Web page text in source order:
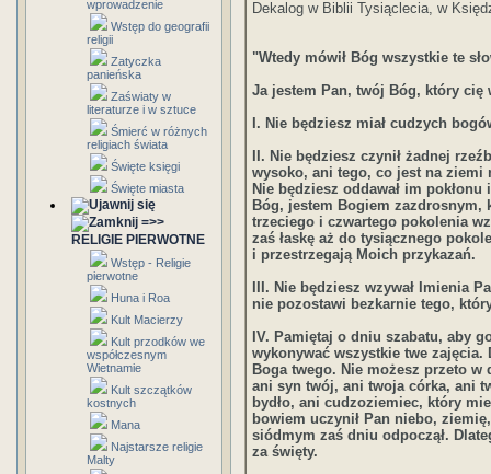
wprowadzenie
Wstęp do geografii
religii
Zatyczka
panieńska
Zaświaty w
literaturze i w sztuce
Śmierć w różnych
religiach świata
Święte księgi
Święte miasta
=>>
RELIGIE PIERWOTNE
Wstęp - Religie
pierwotne
Huna i Roa
Kult Macierzy
Kult przodków we
współczesnym
Wietnamie
Kult szczątków
kostnych
Mana
Najstarsze religie
Malty
Dekalog w Biblii Tysiąclecia, w
"Wtedy mówił Bóg wszystkie te
Ja jestem Pan, twój Bóg, który
I. Nie będziesz miał cudzych
II. Nie będziesz czynił żadnej
wysoko, ani tego, co jest na
Nie będziesz oddawał im
Bóg, jestem Bogiem zazdrosnym,
trzeciego i czwartego pokolenia
zaś łaskę aż do tysiącznego
i przestrzegają Moich przykazań.
III. Nie będziesz wzywał Imienia
nie pozostawi bezkarnie tego,
IV. Pamiętaj o dniu szabatu, aby
wykonywać wszystkie twe
Boga twego. Nie możesz przeto
ani syn twój, ani twoja córka, ani
bydło, ani cudzoziemiec, który
bowiem uczynił Pan niebo,
siódmym zaś dniu odpoczął.
za święty.